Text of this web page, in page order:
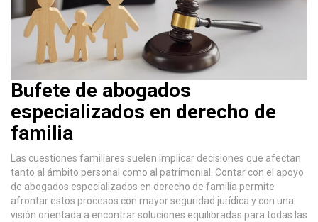
Bufete de abogados
especializados en derecho de
familia
Las cuestiones familiares suelen implicar decisiones que afectan
tanto al ámbito personal como al patrimonial. Contar con el apoyo
de abogados especializados en derecho de familia permite
afrontar estos procesos con mayor seguridad jurídica y con una
visión orientada a encontrar soluciones equilibradas para todas las